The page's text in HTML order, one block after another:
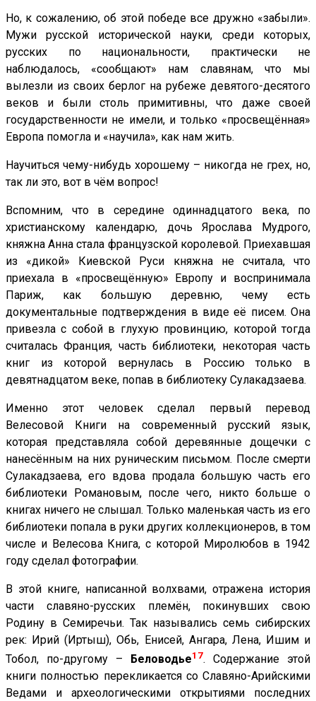
Но, к сожалению, об этой победе все дружно «забыли».
Мужи русской исторической науки, среди которых,
русских по национальности, практически не
наблюдалось, «сообщают» нам славянам, что мы
вылезли из своих берлог на рубеже девятого-десятого
веков и были столь примитивны, что даже своей
государственности не имели, и только «просвещённая»
Европа помогла и «научила», как нам жить.
Научиться чему-нибудь хорошему – никогда не грех, но,
так ли это, вот в чём вопрос!
Вспомним, что в середине одиннадцатого века, по
христианскому календарю, дочь Ярослава Мудрого,
княжна Анна стала французской королевой. Приехавшая
из «дикой» Киевской Руси княжна не считала, что
приехала в «просвещённую» Европу и воспринимала
Париж, как большую деревню, чему есть
документальные подтверждения в виде её писем. Она
привезла с собой в глухую провинцию, которой тогда
считалась Франция, часть библиотеки, некоторая часть
книг из которой вернулась в Россию только в
девятнадцатом веке, попав в библиотеку Сулакадзаева.
Именно этот человек сделал первый перевод
Велесовой Книги на современный русский язык,
которая представляла собой деревянные дощечки с
нанесённым на них руническим письмом. После смерти
Сулакадзаева, его вдова продала большую часть его
библиотеки Романовым, после чего, никто больше о
книгах ничего не слышал. Только маленькая часть из его
библиотеки попала в руки других коллекционеров, в том
числе и Велесова Книга, с которой Миролюбов в 1942
году сделал фотографии.
В этой книге, написанной волхвами, отражена история
части славяно-русских племён, покинувших свою
Родину в Семиречьи. Так назывались семь сибирских
рек: Ирий (Иртыш), Обь, Енисей, Ангара, Лена, Ишим и
Тобол, по-другому –
Беловодье17. Содержание этой
книги полностью перекликается со Славяно-Арийскими
Ведами и археологическими открытиями последних